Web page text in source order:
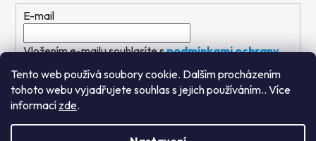
Tento web používá soubory cookie. Dalším procházením
tohoto webu vyjadřujete souhlas s jejich používáním.. Více
informací zde.
E-mail
Vložením e-mailu souhlasíte spodmínkami ochrany
osobních údajů
PŘIHLÁSIT SE